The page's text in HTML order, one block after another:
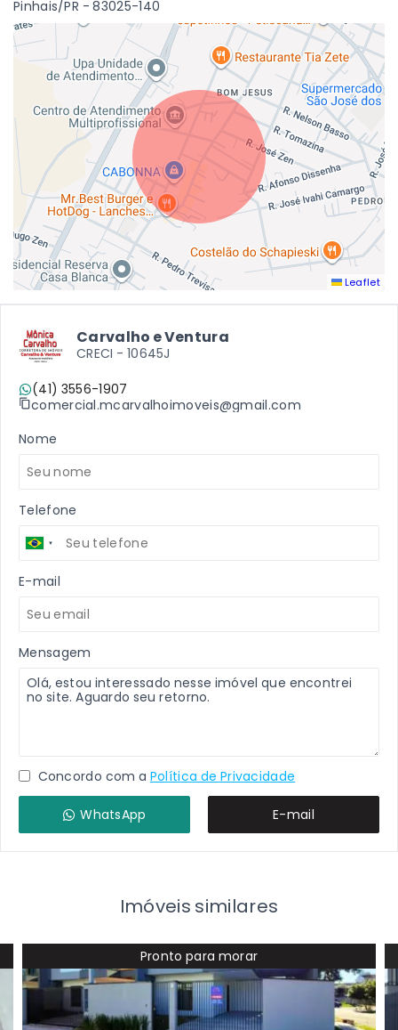
Pinhais/PR - 83025-140
Leaflet
Carvalho e Ventura
CRECI - 10645J
(41) 3556-1907
comercial.mcarvalhoimoveis@gmail.com
Nome
Telefone
E-mail
Mensagem
Concordo com a Política de Privacidade
WhatsApp E-mail
Imóveis similares
Pronto para morar